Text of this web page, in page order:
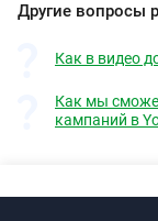
Другие вопросы
Как в видео
Как мы
кампаний в